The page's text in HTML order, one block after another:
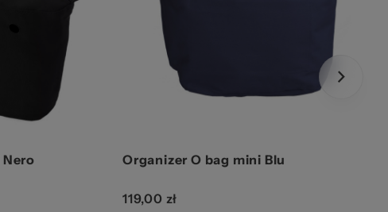
Organizer O bag mini Blu
119,00 zł